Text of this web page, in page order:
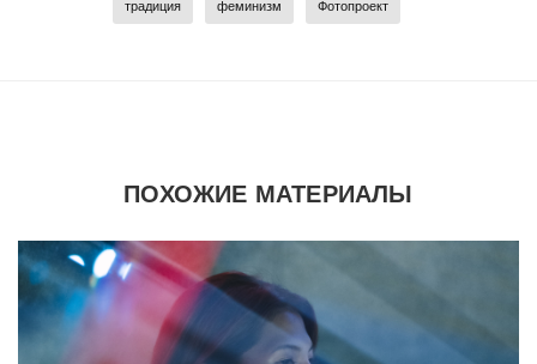
традиция феминизм Фотопроект
ПОХОЖИЕ МАТЕРИАЛЫ